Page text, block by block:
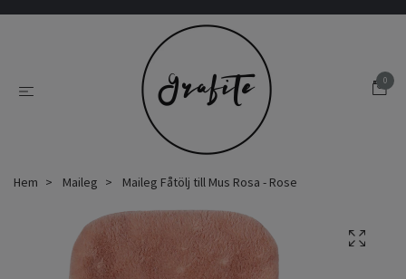
0
Hem Maileg Maileg Fåtölj till Mus Rosa - Rose